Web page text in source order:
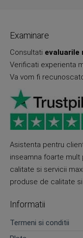
Examinare
Consultati evaluarile
Verificati experienta
Va vom fi
Asistenta pentru
inseamna foarte
calitate si servicii
produse de calitate
Informatii
Termeni si conditii